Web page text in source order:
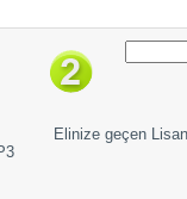
Elinize geçen